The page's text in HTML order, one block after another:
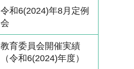
令和6(2024)年8月定例
会
教育委員会開催実績
（令和6(2024)年度）